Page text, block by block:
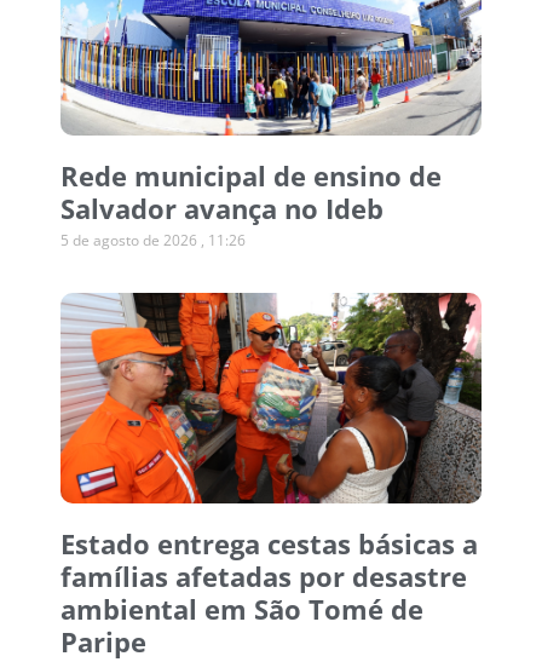
Rede municipal de ensino de
Salvador avança no Ideb
5 de agosto de 2026 11:26
Estado entrega cestas básicas a
famílias afetadas por desastre
ambiental em São Tomé de
Paripe